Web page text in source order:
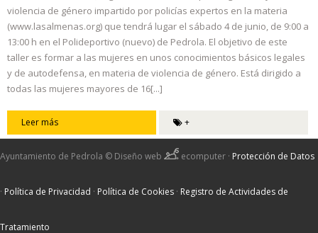
violencia de género impartido por policías expertos en la materia
(www.lasalmenas.org) que tendrá lugar el sábado 4 de junio, de 9:00 a
13:00 h en el Polideportivo (nuevo) de Pedrola. El objetivo de este
taller es formar a las mujeres en unos conocimientos básicos legales
y de autodefensa, en materia de violencia de género. Está dirigido a
todas las mujeres mayores de 16[...]
Leer más +
Ayuntamiento de Pedrola © Diseño web ecomputer · Protección de Datos
· Política de Privacidad · Política de Cookies · Registro de Actividades de
Tratamiento